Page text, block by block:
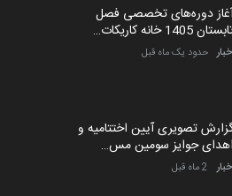
دوره‌های تخصصی فصل
1405 خانه کاریکات…
حدود یک ماه قبل
تصویری آیین اختتامیه و
اهدای جوایز سومین مس…
2 ماه قبل